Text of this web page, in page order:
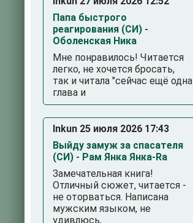
Папа быстрого
реагирования (СИ) -
Оболенская Ника
Мне понравилось! Читается
легко, не хочется бросать,
так и читала "сейчас ещё одна
глава и
Inkun 25 июля 2026 17:43
Выйду замуж за спасателя
(СИ) - Рам Янка Янка-Ra
Замечательная книга!
Отличный сюжет, читается -
не оторваться. Написана
мужским языком, не
удивлюсь,